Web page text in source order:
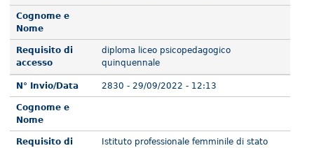
Cognome e
Nome
Requisito di
accesso
diploma liceo psicopedagogico
quinquennale
N° Invio/Data 2830 - 29/09/2022 - 12:13
Cognome e
Nome
Requisito di
Istituto professionale femminile di stato